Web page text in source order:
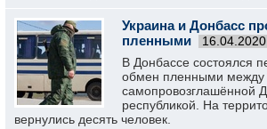
Украина и Донбасс
пленными
16.04.2020
В Донбассе состоялся
обмен пленными между
самопровозглашённой
республикой. На
вернулись десять человек.